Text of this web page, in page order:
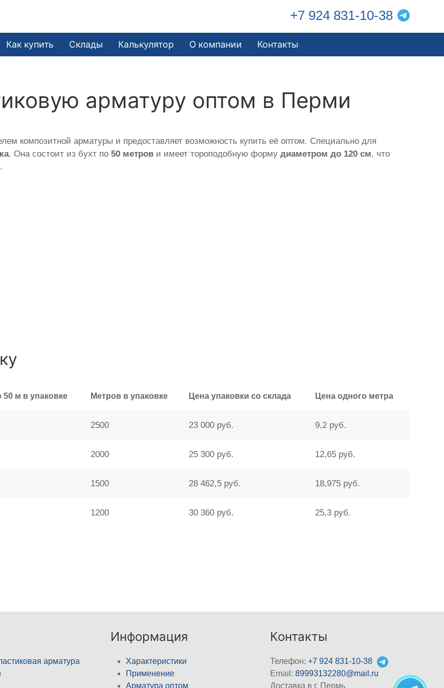
+7 924 831-10-38
Как купить Склады Калькулятор О компании Контакты
арматуру оптом в Перми
композитной арматуры и предоставляет возможность купить её оптом. Специально для
. Она состоит из бухт по50 метров и имеет тороподобную формудиаметром до 120 см, что
.
50 м в упаковке Метров в упаковке Цена упаковки со склада Цена одного метра
2500 23 000 руб. 9,2 руб.
2000 25 300 руб. 12,65 руб.
1500 28 462,5 руб. 18,975 руб.
1200 30 360 руб. 25,3 руб.
арматура
Информация
Характеристики
Применение
Арматура оптом
Контакты
Телефон:+7 924 831-10-38
Email:89993132280@mail.ru
Доставка в г. Пермь